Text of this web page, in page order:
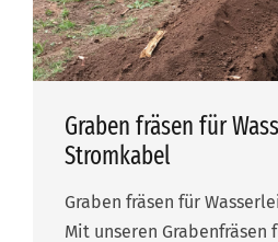
Graben fräsen für
Stromkabel
Graben fräsen für
Mit unseren Grabenfräsen